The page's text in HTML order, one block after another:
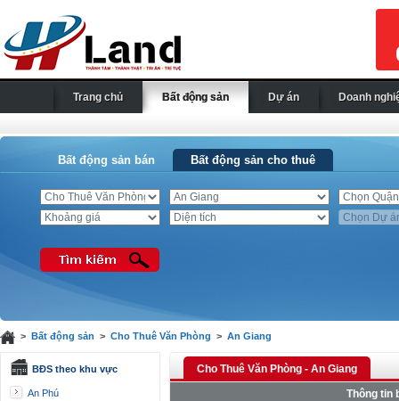
Trang chủ Bất động sản Dự án Doanh
Bất động sản bán Bất động sản cho thuê
> Bất động sản > Cho Thuê Văn Phòng > An Giang
BĐS theo khu vực
An Phú
Cho Thuê Văn Phòng - An Giang
Thông tin